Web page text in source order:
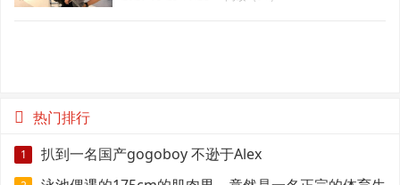
热门排行
1 扒到一名国产gogoboy 不逊于Alex